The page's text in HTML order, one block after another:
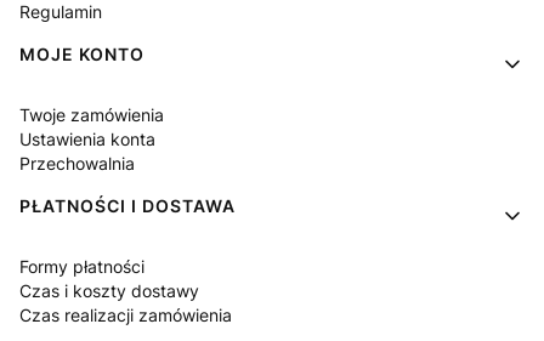
Regulamin
MOJE KONTO
Twoje zamówienia
Ustawienia konta
Przechowalnia
PŁATNOŚCI I DOSTAWA
Formy płatności
Czas i koszty dostawy
Czas realizacji zamówienia